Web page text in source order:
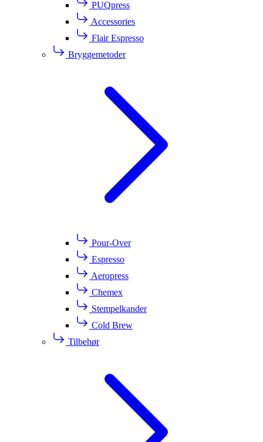
PUQpress
Accessories
Flair Espresso
Bryggemetoder
Pour-Over
Espresso
Aeropress
Chemex
Stempelkander
Cold Brew
Tilbehør